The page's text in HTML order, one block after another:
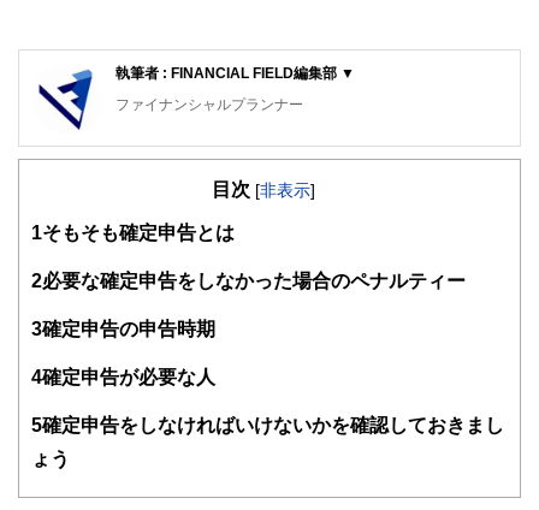
執筆者 : FINANCIAL FIELD編集部 ▼
ファイナンシャルプランナー
FinancialField編集部は、金融、経済に関する記事を、日々
知識がない方でも理解できるようわかりやすく発信していま
得者を中心に「お金や暮らし」に関する書籍・雑誌の編集経
験者で構成され、企画立案から記事掲載まですべての工程に
護士、税理士、宅地建物取引士、相続診断士、住宅ローンア
士、行政書士、投資アナリスト、キャリアコンサルタントな
目次 [非表示]
1そもそも確定申告とは
2必要な確定申告をしなかった場合のペナルティー
3確定申告の申告時期
4確定申告が必要な人
5確定申告をしなければいけないかを確認しておきまし
ょう